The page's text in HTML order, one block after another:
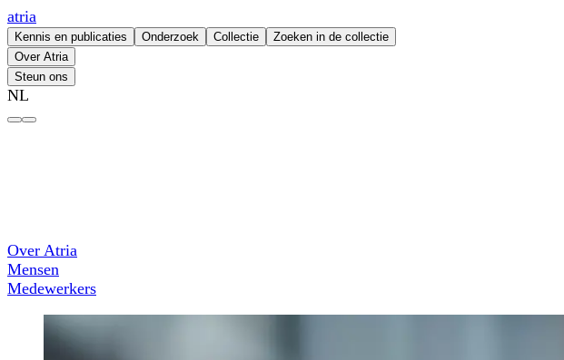
atria
Kennis en publicaties Onderzoek Collectie
Zoeken in de collectie
Over Atria
Steun ons
NL
Over Atria
Mensen
Medewerkers